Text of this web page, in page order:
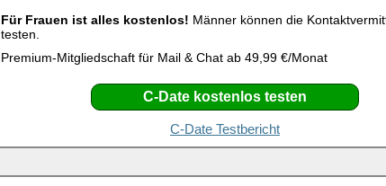
Für Frauen ist alles kostenlos! Männer können die
testen.
Premium-Mitgliedschaft für Mail & Chat ab 49,99 €/Monat
C-Date kostenlos testen
C-Date Testbericht